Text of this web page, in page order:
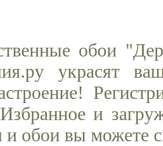
обои
украсят
и
и обои вы можете